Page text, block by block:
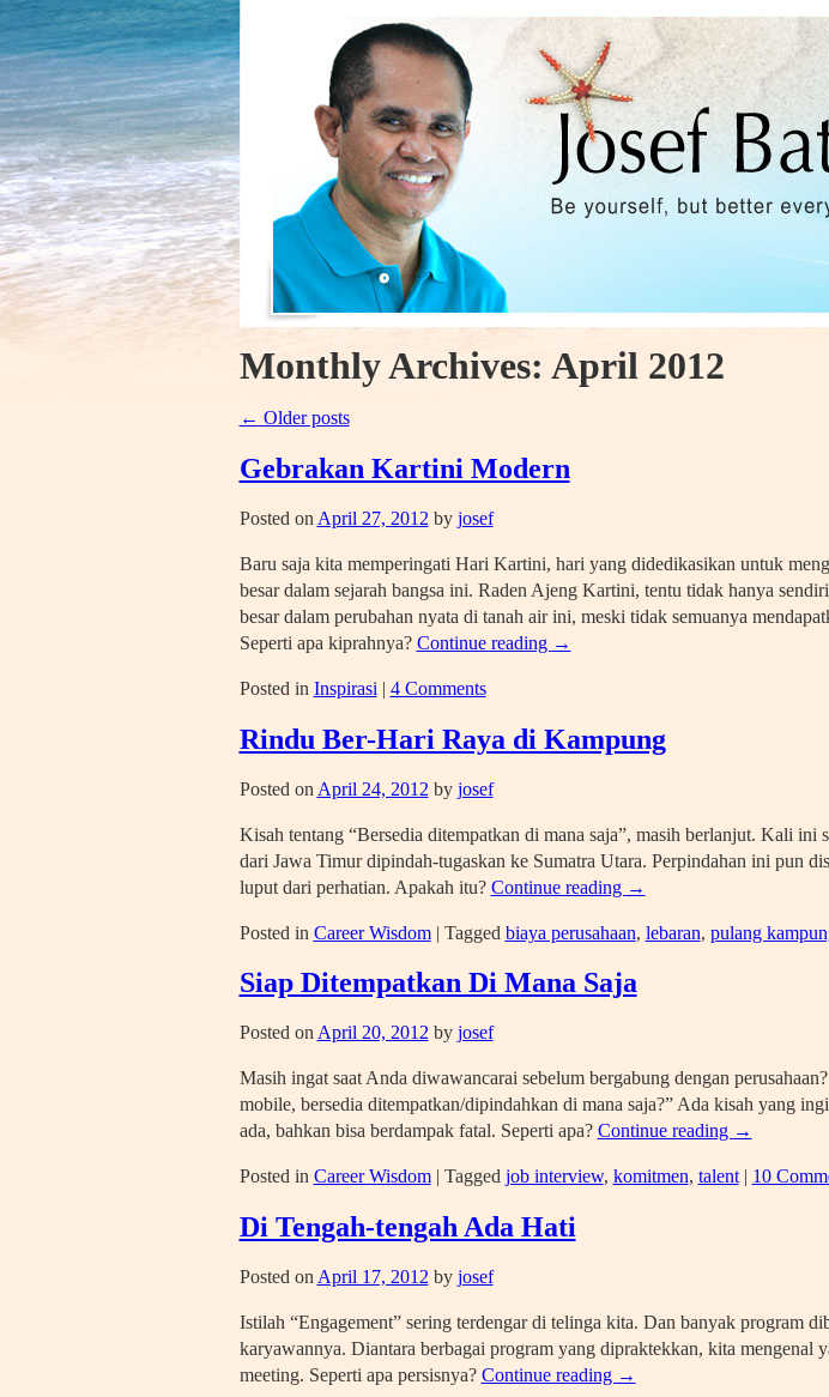
Monthly Archives: April 2012
← Older posts
Gebrakan Kartini Modern
Posted on April 27, 2012 by josef
Baru saja kita memperingati Hari Kartini, hari yang didedikasikan untuk
besar dalam sejarah bangsa ini. Raden Ajeng Kartini, tentu tidak hanya
besar dalam perubahan nyata di tanah air ini, meski tidak semuanya
Seperti apa kiprahnya? Continue reading →
Posted in Inspirasi | 4 Comments
Rindu Ber-Hari Raya di Kampung
Posted on April 24, 2012 by josef
Kisah tentang “Bersedia ditempatkan di mana saja”, masih berlanjut. Kali
dari Jawa Timur dipindah-tugaskan ke Sumatra Utara. Perpindahan ini pun
luput dari perhatian. Apakah itu? Continue reading →
Posted in Career Wisdom | Tagged biaya perusahaan, lebaran, pulang
Siap Ditempatkan Di Mana Saja
Posted on April 20, 2012 by josef
Masih ingat saat Anda diwawancarai sebelum bergabung dengan
mobile, bersedia ditempatkan/dipindahkan di mana saja?” Ada kisah yang
ada, bahkan bisa berdampak fatal. Seperti apa? Continue reading →
Posted in Career Wisdom | Tagged job interview, komitmen, talent | 10
Di Tengah-tengah Ada Hati
Posted on April 17, 2012 by josef
Istilah “Engagement” sering terdengar di telinga kita. Dan banyak program
karyawannya. Diantara berbagai program yang dipraktekkan, kita mengenal
meeting. Seperti apa persisnya? Continue reading →